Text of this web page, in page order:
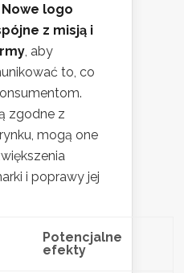
Nowe logo
z misją i
, aby
to, co
zgodne z
mogą one
i poprawy jej
Potencjalne
efekty